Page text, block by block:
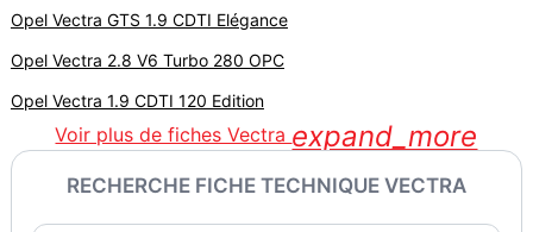
Opel Vectra GTS 1.9 CDTI Elégance
Opel Vectra 2.8 V6 Turbo 280 OPC
Opel Vectra 1.9 CDTI 120 Edition
Voir plus de fiches Vectra expand_more
RECHERCHE FICHE TECHNIQUE VECTRA